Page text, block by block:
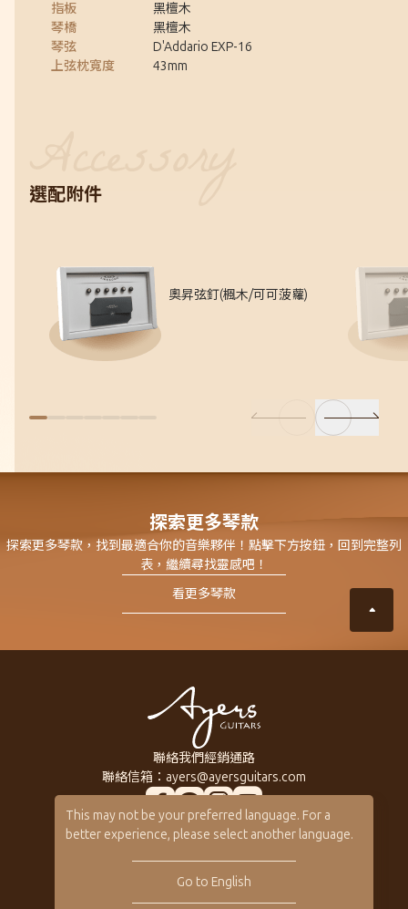
This may not be your preferred language. For a
better experience, please select another language.
Go to English
指板
黑檀木
琴橋
黑檀木
琴弦
D'Addario EXP-16
上弦枕寬度
43mm
選配附件
奧昇弦釘(楓木/可可菠蘿)
探索更多琴款
探索更多琴款，找到最適合你的音樂夥伴！點擊下方按鈕，回到完整列
表，繼續尋找靈感吧！
看更多琴款
聯絡我們經銷通路
聯絡信箱： ayers@ayersguitars.com
所有系列琴款
訂製客製琴
客製琴展示
關於Ayers
保固 / VIP
型錄下載